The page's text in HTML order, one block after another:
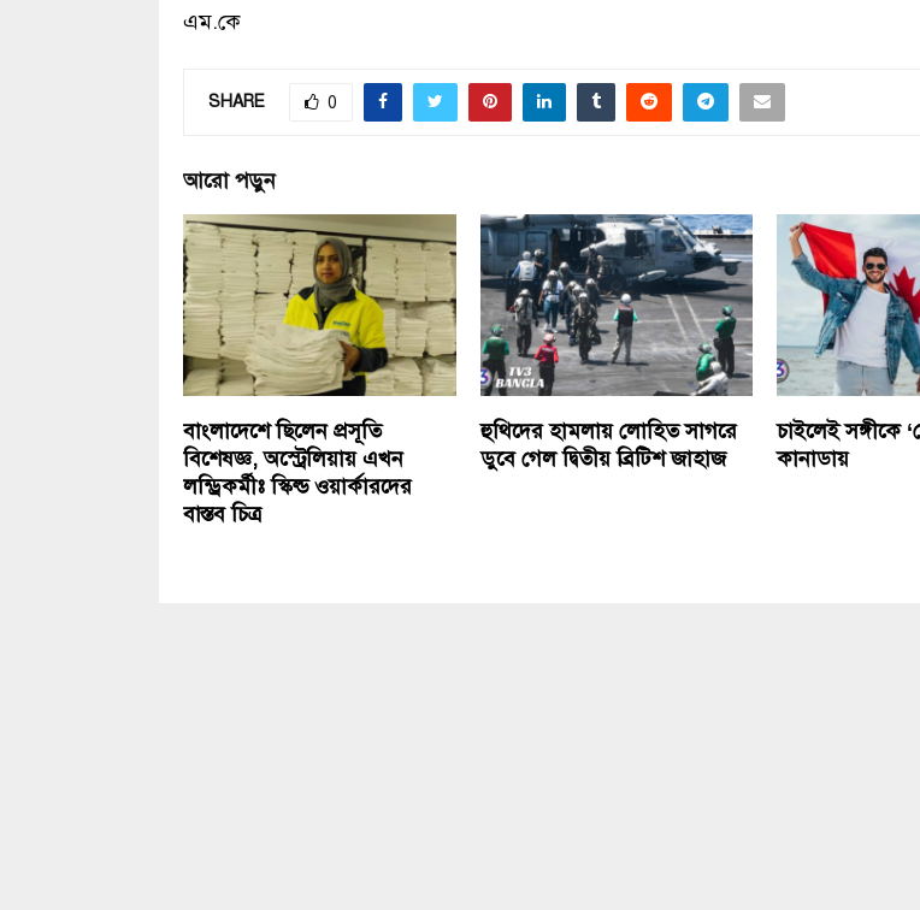
এম.কে
SHARE 0
আরো পড়ুন
বাংলাদেশে ছিলেন প্রসূতি
বিশেষজ্ঞ, অস্ট্রেলিয়ায় এখন
লন্ড্রিকর্মীঃ স্কিল্ড ওয়ার্কারদের
বাস্তব চিত্র
হুথিদের হামলায় লোহিত সাগরে
ডুবে গেল দ্বিতীয় ব্রিটিশ জাহাজ
চাইলেই সঙ্গীকে
কানাডায়